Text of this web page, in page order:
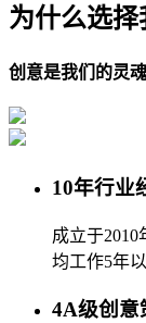
为什么选择
创意是我们的灵
10年行业
成立于2010
均工作5年
4A级创意